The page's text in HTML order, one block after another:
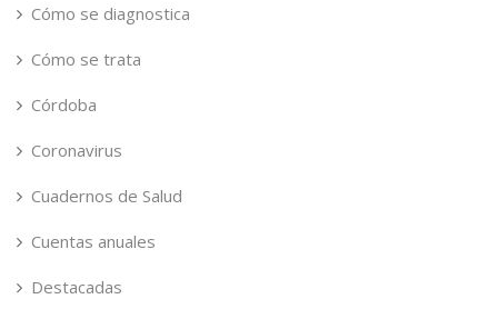
Cómo se diagnostica
Cómo se trata
Córdoba
Coronavirus
Cuadernos de Salud
Cuentas anuales
Destacadas